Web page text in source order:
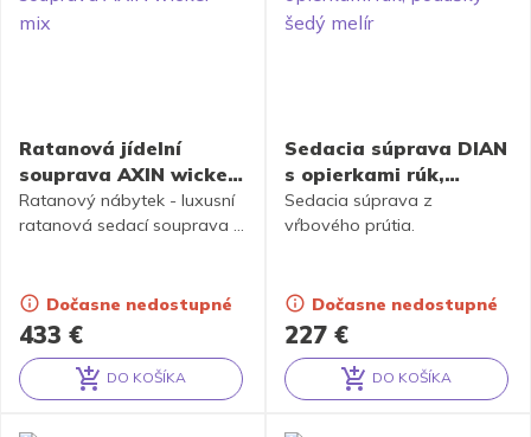
Ratanová jídelní
souprava AXIN wicker
mix
433 €
Ratanový nábytek - luxusní
ratanová sedací souprava je
mahagonovým dřevem.
Sestava obsahuje 4 křesla a
stůl se sklem
Dočasne nedostupné
DO KOŠÍKA
Sedacia súprava DIAN
s opierkami rúk,
podušky šedý melír
227 €
Sedacia súprava z
vŕbového prútia.
Dočasne nedostupné
DO KOŠÍKA